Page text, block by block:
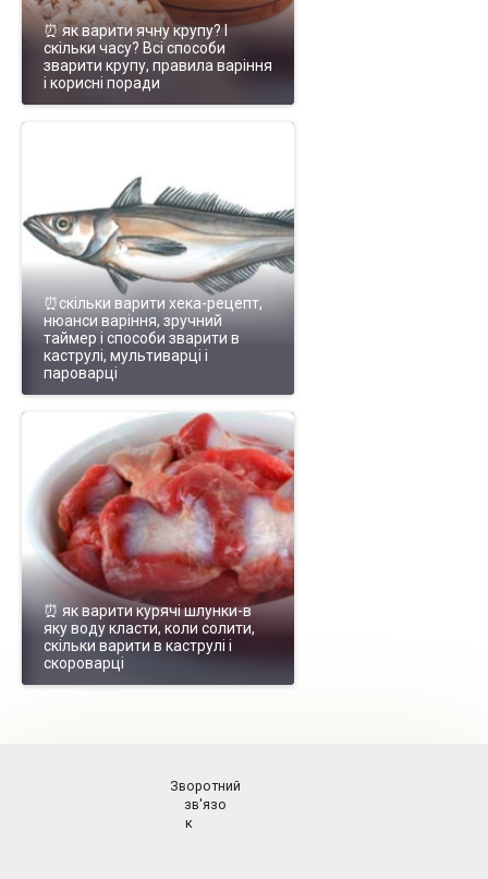
⏰ як варити ячну крупу? І
скільки часу? Всі способи
зварити крупу, правила варіння
і корисні поради
⏰скільки варити хека-рецепт,
нюанси варіння, зручний
таймер і способи зварити в
каструлі, мультиварці і
пароварці
⏰ як варити курячі шлунки-в
яку воду класти, коли солити,
скільки варити в каструлі і
скороварці
Зворотний
зв'язо
к